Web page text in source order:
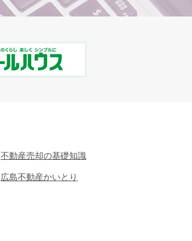
不動産売却の基礎知識
広島不動産かいとり